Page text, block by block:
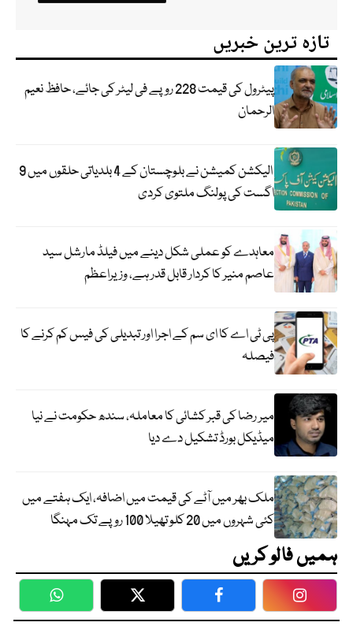
تازہ ترین خبریں
پیٹرول کی قیمت 228 روپے فی لیٹر کی جائے، حافظ نعیم
الرحمان
الیکشن کمیشن نے بلوچستان کے 4 بلدیاتی حلقوں میں 9
اگست کی پولنگ ملتوی کردی
معاہدے کو عملی شکل دینے میں فیلڈ مارشل سید
عاصم منیر کا کردار قابل قدر ہے، وزیراعظم
پی ٹی اے کا ای سم کے اجرا اور تبدیلی کی فیس کم کرنے کا
فیصلہ
میر رضا کی قبر کشائی کا معاملہ، سندھ حکومت نے نیا
میڈیکل بورڈ تشکیل دے دیا
ملک بھر میں آٹے کی قیمت میں اضافہ، ایک ہفتے میں
کئی شہروں میں 20 کلو تھیلا 100 روپے تک مہنگا
ہمیں فالو کریں
WhatsApp Twitter Facebook